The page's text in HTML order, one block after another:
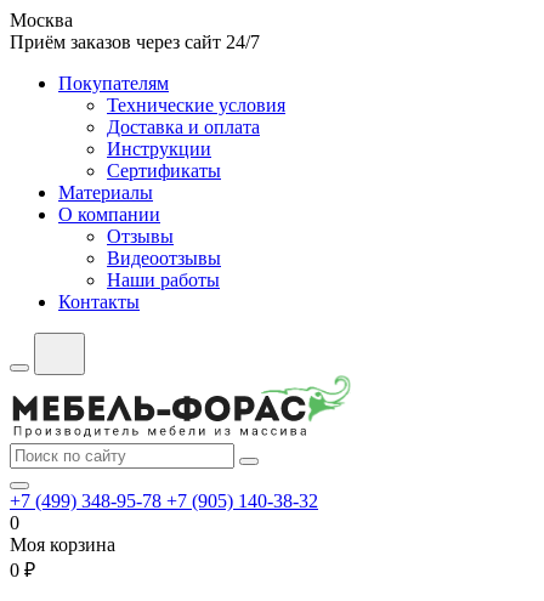
Москва
Приём заказов через сайт 24/7
Покупателям
Технические условия
Доставка и оплата
Инструкции
Сертификаты
Материалы
О компании
Отзывы
Видеоотзывы
Наши работы
Контакты
+7 (499) 348-95-78 +7 (905) 140-38-32
0
Моя корзина
0 ₽